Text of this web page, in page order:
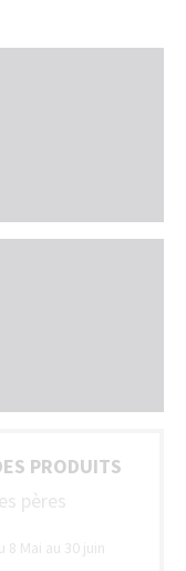
PRODUITS
pères
8 Mai au 30 juin